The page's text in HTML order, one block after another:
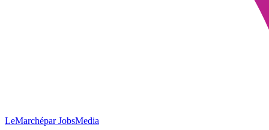
LeMarchépar JobsMedia